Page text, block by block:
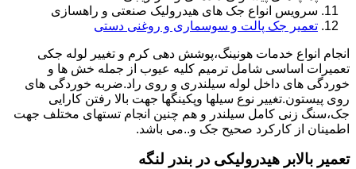
سرویس انواع جک های هیدرولیک صنعتی و راهسازی
تعمیر جک پالت و سوسماری و روغنی دستی
انجام انواع خدمات هونینگ،پوشش دهی کرم و تغییر لوله جکی
تعمیرات اساسی شامل ترمیم کلیه عیوب از جمله خش ها و
خوردگی های داخل لوله سیلندری و روی راد.ضربه خوردگی های
روی پیستون.تغییر نوع سیلها وپکینگها جهت بالا رفتن کارایی
جک،سنگ زنی کامل سیلندر و هم چنین انجام تستهای مختلف جهت
اطمینان از کارکرد صحیح جک و..می باشد.
تعمیر بالابر هیدرولیکی در بندر لنگه